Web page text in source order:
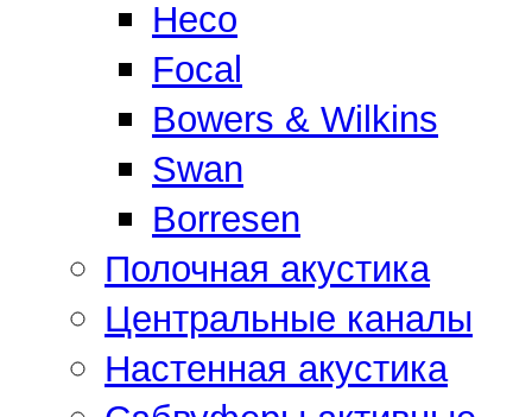
Heco
Focal
Bowers & Wilkins
Swan
Borresen
Полочная акустика
Центральные каналы
Настенная акустика